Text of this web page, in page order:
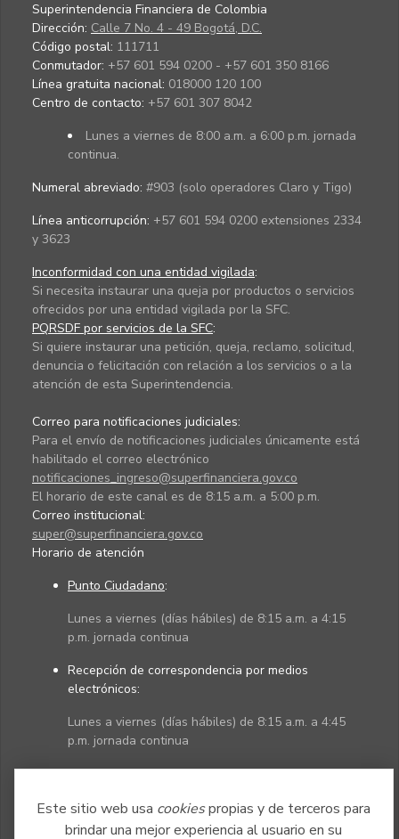
Este sitio web usa cookiespropias y de terceros para
brindar una mejor experiencia al usuario en su
Superintendencia Financiera de Colombia
Dirección: Calle 7 No. 4 - 49 Bogotá, D.C.
Código postal: 111711
Conmutador: +57 601 594 0200 - +57 601 350 8166
Línea gratuita nacional: 018000 120 100
Centro de contacto: +57 601 307 8042
Lunes a viernes de 8:00 a.m. a 6:00 p.m. jornada
continua.
Numeral abreviado: #903 (solo operadores Claro y Tigo)
Línea anticorrupción: +57 601 594 0200 extensiones 2334
y 3623
Inconformidad con una entidad vigilada:
Si necesita instaurar una queja por productos o servicios
ofrecidos por una entidad vigilada por la SFC.
PQRSDF por servicios de la SFC:
Si quiere instaurar una petición, queja, reclamo, solicitud,
denuncia o felicitación con relación a los servicios o a la
atención de esta Superintendencia.
Correo para notificaciones judiciales:
Para el envío de notificaciones judiciales únicamente está
habilitado el correo electrónico
notificaciones_ingreso@superfinanciera.gov.co
El horario de este canal es de 8:15 a.m. a 5:00 p.m.
Correo institucional:
super@superfinanciera.gov.co
Horario de atención
Punto Ciudadano:
Lunes a viernes (días hábiles) de 8:15 a.m. a 4:15
p.m. jornada continua
Recepción de correspondencia por medios
electrónicos:
Lunes a viernes (días hábiles) de 8:15 a.m. a 4:45
p.m. jornada continua